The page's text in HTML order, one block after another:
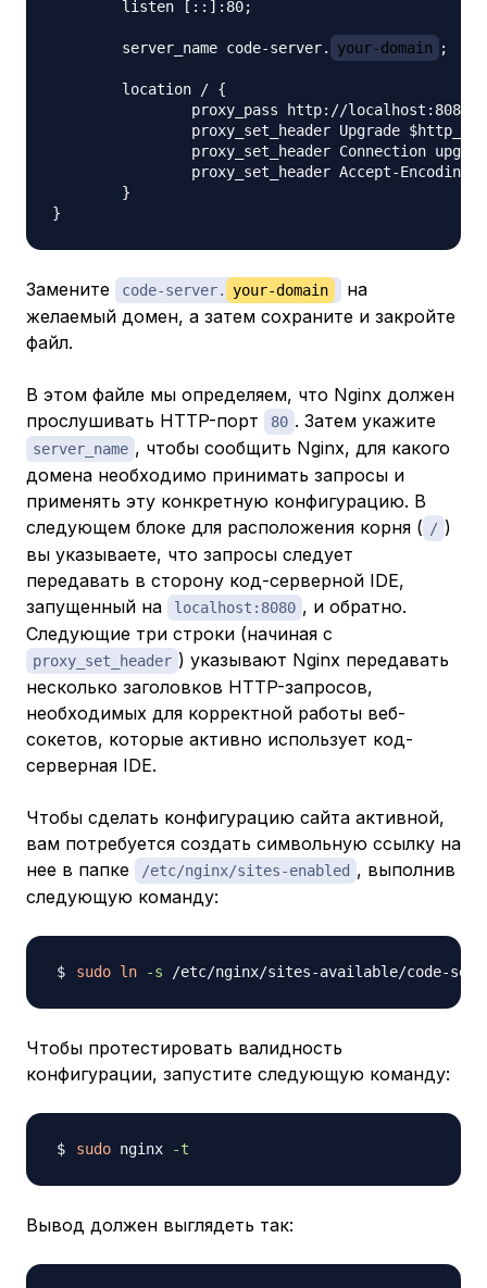
	server_name code-server.
your-domain ;
Замените code-server. your-domain
на
желаемый домен, а затем сохраните и закройте
файл.
В этом файле мы определяем, что Nginx должен
прослушивать HTTP-порт
80 . Затем укажите
server_name , чтобы сообщить Nginx, для какого
домена необходимо принимать запросы и
применять эту конкретную конфигурацию. В
следующем блоке для расположения корня ( / )
вы указываете, что запросы следует
передавать в сторону код-серверной IDE,
запущенный на
localhost:8080 , и обратно.
Следующие три строки (начиная с
proxy_set_header ) указывают Nginx передавать
несколько заголовков HTTP-запросов,
необходимых для корректной работы веб-
сокетов, которые активно использует код-
серверная IDE.
Чтобы сделать конфигурацию сайта активной,
вам потребуется создать символьную ссылку на
нее в папке
/etc/nginx/sites-enabled , выполнив
следующую команду:
sudo ln -s
Чтобы протестировать валидность
конфигурации, запустите следующую команду:
sudo nginx -t
Вывод должен выглядеть так: